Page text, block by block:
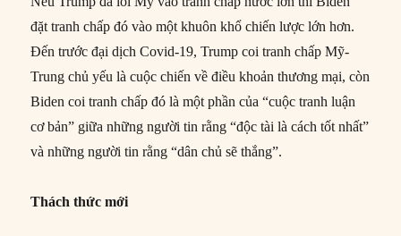
đặt tranh chấp đó vào một khuôn khổ chiến lược lớn hơn.
Đến trước đại dịch Covid-19, Trump coi tranh chấp Mỹ-
Trung chủ yếu là cuộc chiến về điều khoản thương mại, còn
Biden coi tranh chấp đó là một phần của “cuộc tranh luận
cơ bản” giữa những người tin rằng “độc tài là cách tốt nhất”
và những người tin rằng “dân chủ sẽ thắng”.
Thách thức mới